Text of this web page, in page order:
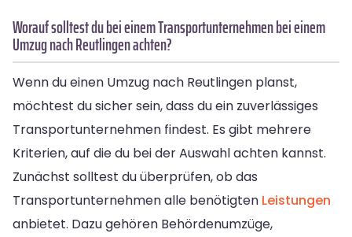
Worauf solltest du bei einem Transportunternehmen bei einem
Umzug nach Reutlingen achten?
Wenn du einen Umzug nach Reutlingen planst,
möchtest du sicher sein, dass du ein zuverlässiges
Transportunternehmen findest. Es gibt mehrere
Kriterien, auf die du bei der Auswahl achten kannst.
Zunächst solltest du überprüfen, ob das
Transportunternehmen alle benötigten Leistungen
anbietet. Dazu gehören Behördenumzüge,